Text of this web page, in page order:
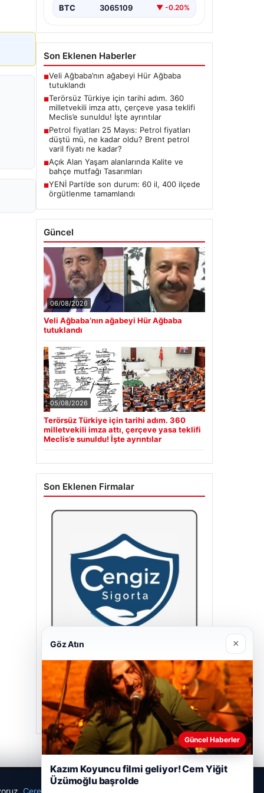
İmzasıyla Çerçeve Yasa Teklifi
BTC 3065109 ▼ -0.20%
Son Eklenen Haberler
■Veli Ağbaba’nın ağabeyi Hür Ağbaba
tutuklandı
■Terörsüz Türkiye için tarihi adım. 360
milletvekili imza attı, çerçeve yasa teklifi
Meclis’e sunuldu! İşte ayrıntılar
■Petrol fiyatları 25 Mayıs: Petrol fiyatları
düştü mü, ne kadar oldu? Brent petrol
varil fiyatı ne kadar?
■Açık Alan Yaşam alanlarında Kalite ve
bahçe mutfağı Tasarımları
■YENİ Parti’de son durum: 60 il, 400 ilçede
örgütlenme tamamlandı
Güncel
06/08/2026
Veli Ağbaba’nın ağabeyi Hür Ağbaba
tutuklandı
05/08/2026
Terörsüz Türkiye için tarihi adım. 360
milletvekili imza attı, çerçeve yasa teklifi
Meclis’e sunuldu! İşte ayrıntılar
Son Eklenen Firmalar
Cengiz Sigorta
23/06/2026
Çerez Politikamız
Göz Atın ×
Güncel Haberler
Kazım Koyuncu filmi geliyor! Cem Yiğit
Üzümoğlu başrolde